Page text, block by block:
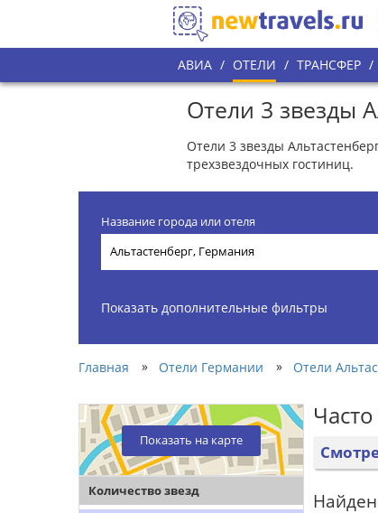
АВИА / ОТЕЛИ / ТРАНСФЕР /
Отели 3 звезды
Отели 3 звезды
трехзвездочных гостиниц.
Название города или отеля
Показать дополнительные фильтры
Главная » Отели Германии » Отели
Показать на карте
Количество звезд